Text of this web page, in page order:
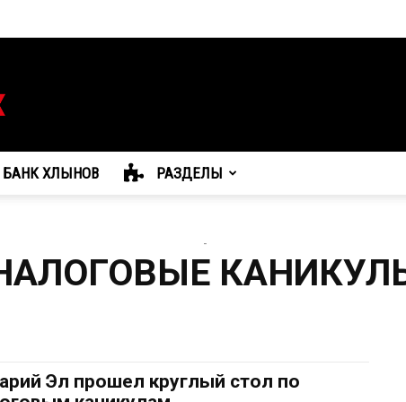
БАНК ХЛЫНОВ РАЗДЕЛЫ
-
Эл прошел круглый стол по